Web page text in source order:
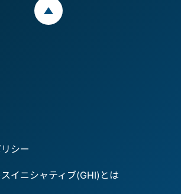
シー
イニシャティブ(GHI)とは